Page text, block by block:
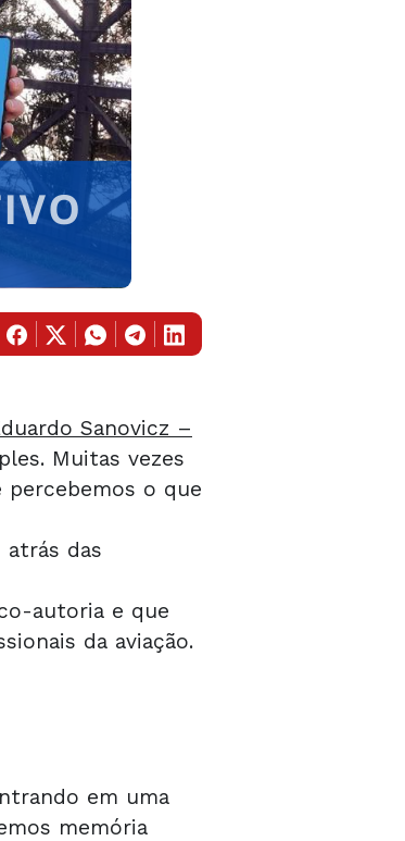
Sanovicz –
Muitas vezes
percebemos o que
atrás das
autoria e que
da aviação.
em uma
memória